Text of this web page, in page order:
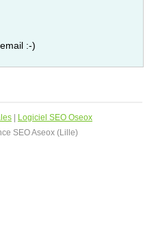
:-)
Logiciel SEO Oseox
SEO Aseox (Lille)